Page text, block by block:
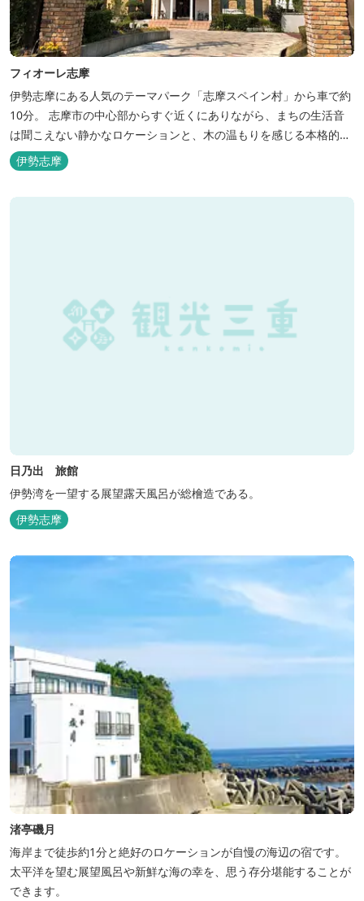
フィオーレ志摩
伊勢志摩にある人気のテーマパーク「志摩スペイン村」から車で約
10分。 志摩市の中心部からすぐ近くにありながら、まちの生活音
は聞こえない静かなロケーションと、木の温もりを感じる本格的な
コテージは、非日常の時間を過ごすにはぴったり。ペットと一緒に
泊まれる宿泊棟もあり、「週末、ペットとゆっくり過ごしたい」と
伊勢志摩
日乃出 旅館
伊勢湾を一望する展望露天風呂が総檜造である。
伊勢志摩
渚亭磯月
海岸まで徒歩約1分と絶好のロケーションが自慢の海辺の宿です。
太平洋を望む展望風呂や新鮮な海の幸を、思う存分堪能することが
できます。